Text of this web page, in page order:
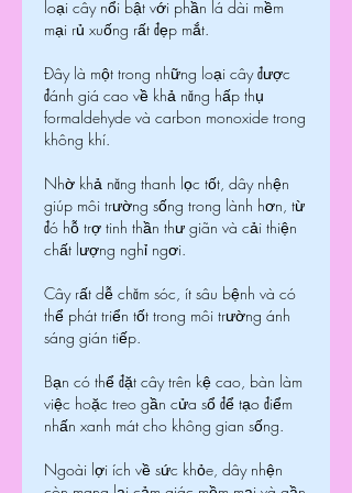
loại cây nổi bật với phần lá dài mềm
mại rủ xuống rất đẹp mắt.
Đây là một trong những loại cây được
đánh giá cao về khả năng hấp thụ
formaldehyde và carbon monoxide trong
không khí.
Nhờ khả năng thanh lọc tốt, dây nhện
giúp môi trường sống trong lành hơn, từ
đó hỗ trợ tinh thần thư giãn và cải thiện
chất lượng nghỉ ngơi.
Cây rất dễ chăm sóc, ít sâu bệnh và có
thể phát triển tốt trong môi trường ánh
sáng gián tiếp.
Bạn có thể đặt cây trên kệ cao, bàn làm
việc hoặc treo gần cửa sổ để tạo điểm
nhấn xanh mát cho không gian sống.
Ngoài lợi ích về sức khỏe, dây nhện